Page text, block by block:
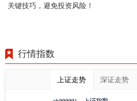
关键技巧，避免投资风险！
行情指数
上证走势 深证走势